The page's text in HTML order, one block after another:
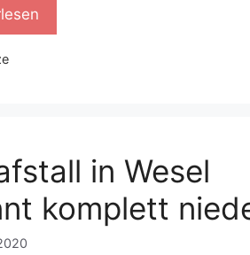
in Wesel
komplett